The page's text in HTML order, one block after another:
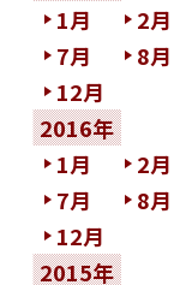
1月
2月
7月
8月
12月
2016年
1月
2月
7月
8月
12月
2015年